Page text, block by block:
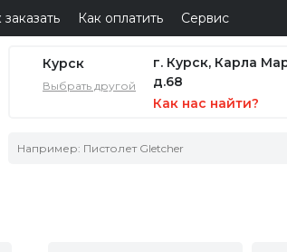
заказать Как оплатить Сервис
Курск
Выбрать другой
г. Курск, Карла
д.68
Как нас найти?